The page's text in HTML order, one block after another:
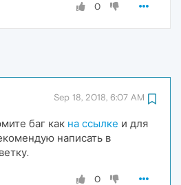
0
Sep 18, 2018, 6:07 AM
баг как на ссылке и для
написать в
0